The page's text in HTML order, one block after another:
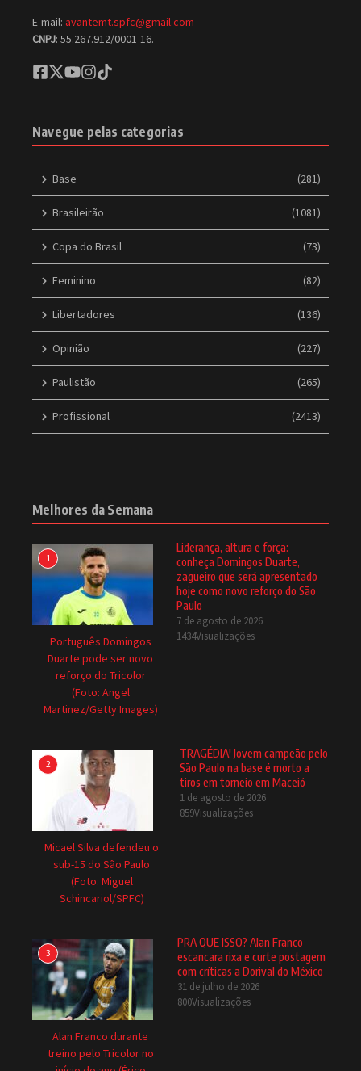
E-mail: avantemt.spfc@gmail.com
CNPJ: 55.267.912/0001-16.
Navegue pelas categorias
Base (281)
Brasileirão (1081)
Copa do Brasil (73)
Feminino (82)
Libertadores (136)
Opinião (227)
Paulistão (265)
Profissional (2413)
Melhores da Semana
1
Português Domingos
Duarte pode ser novo
reforço do Tricolor
(Foto: Angel
Martinez/Getty Images)
Liderança, altura e força:
conheça Domingos Duarte,
zagueiro que será apresentado
hoje como novo reforço do São
Paulo
7 de agosto de 2026
1434Visualizações
2
Micael Silva defendeu o
sub-15 do São Paulo
(Foto: Miguel
Schincariol/SPFC)
TRAGÉDIA! Jovem campeão pelo
São Paulo na base é morto a
tiros em torneio em Maceió
1 de agosto de 2026
859Visualizações
3
Alan Franco durante
treino pelo Tricolor no
PRA QUE ISSO? Alan Franco
escancara rixa e curte postagem
com críticas a Dorival do México
31 de julho de 2026
800Visualizações